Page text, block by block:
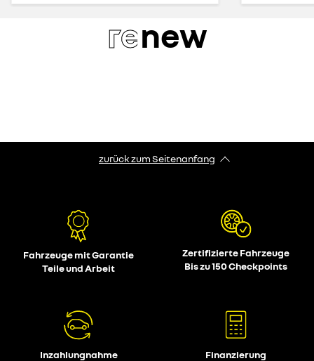
renew
zurück zum Seitenanfang
Fahrzeuge mit Garantie
Teile und Arbeit
Zertifizierte Fahrzeuge
Bis zu 150 Checkpoints
Inzahlungnahme
Finanzierung